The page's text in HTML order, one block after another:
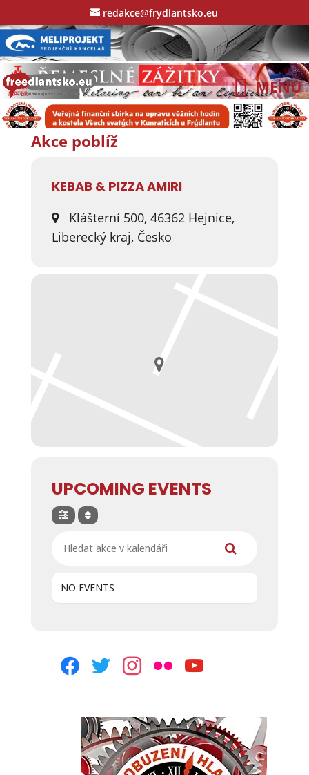
redakce@frydlantsko.eu
Akce poblíž
KEBAB & PIZZA AMIRI
Klášterní 500, 46362 Hejnice,
Liberecký kraj, Česko
UPCOMING EVENTS
NO EVENTS
facebooktwitterinstagram
flickr youtube